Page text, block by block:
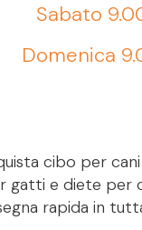
Sabato
Domenica
cibo per
gatti e diete
rapida in